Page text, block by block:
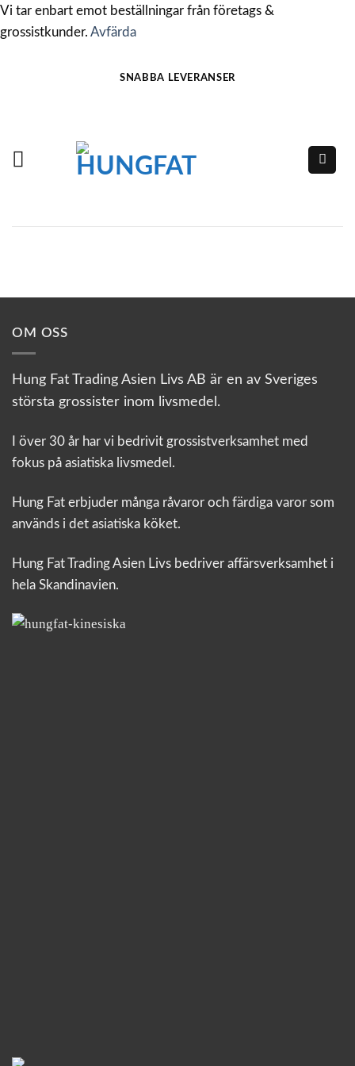
Vi tar enbart emot beställningar från företags &
grossistkunder. Avfärda
SNABBA LEVERANSER
OM OSS
Hung Fat Trading Asien Livs AB är en av Sveriges
största grossister inom livsmedel.
I över 30 år har vi bedrivit grossistverksamhet med
fokus på asiatiska livsmedel.
Hung Fat erbjuder många råvaror och färdiga varor som
används i det asiatiska köket.
Hung Fat Trading Asien Livs bedriver affärsverksamhet i
hela Skandinavien.